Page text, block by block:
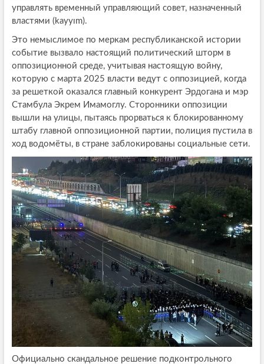
управлять временный управляющий совет, назначенный
властями (kayyım).
Это немыслимое по меркам республиканской истории
событие вызвало настоящий политический шторм в
оппозиционной среде, учитывая настоящую войну,
которую с марта 2025 власти ведут с оппозицией, когда
за решеткой оказался главный конкурент Эрдогана и мэр
Стамбула Экрем Имамоглу. Сторонники оппозиции
вышли на улицы, пытаясь прорваться к блокированному
штабу главной оппозиционной партии, полиция пустила в
ход водомёты, в стране заблокированы социальные сети.
Официально скандальное решение подконтрольного